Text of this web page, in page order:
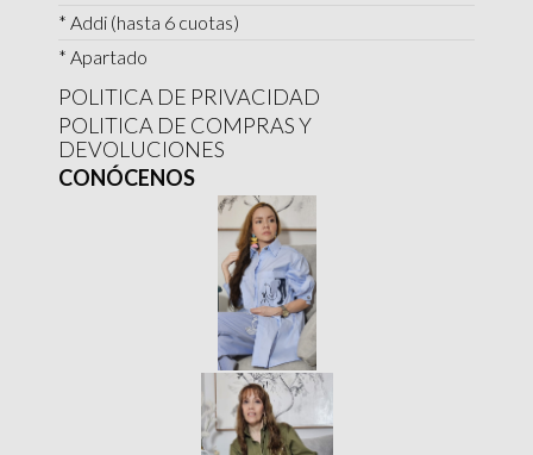
* Addi (hasta 6 cuotas)
* Apartado
POLITICA DE PRIVACIDAD
POLITICA DE COMPRAS Y
DEVOLUCIONES
CONÓCENOS